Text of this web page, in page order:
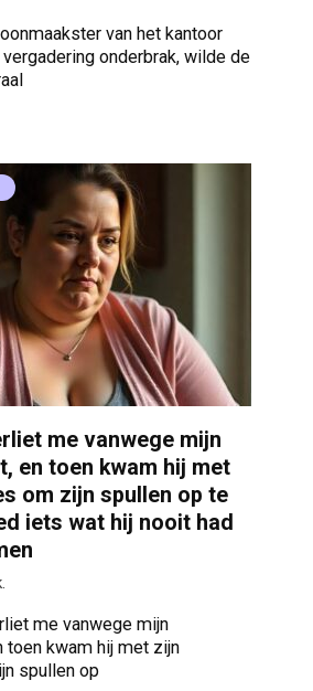
van het kantoor
onderbrak, wilde de
me vanwege mijn
en toen kwam hij met
om zijn spullen op te
iets wat hij nooit had
me vanwege mijn
toen kwam hij met zijn
spullen op